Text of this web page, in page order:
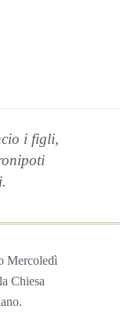
i figli,
Mercoledì
Chiesa